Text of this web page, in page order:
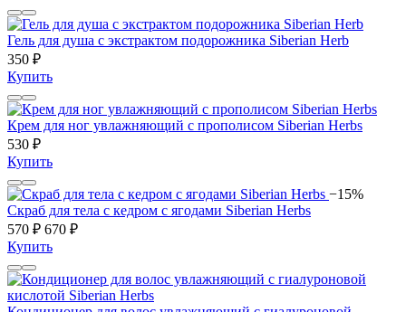
Гель для душа с экстрактом подорожника Siberian Herb
350 ₽
Купить
Крем для ног увлажняющий с прополисом Siberian Herbs
530 ₽
Купить
−15%
Скраб для тела с кедром с ягодами Siberian Herbs
570 ₽ 670 ₽
Купить